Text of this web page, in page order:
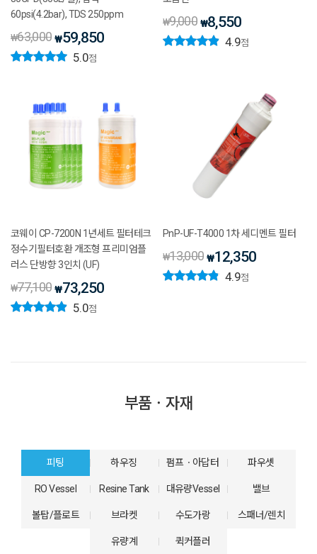
60psi(4.2bar), TDS 250ppm
₩63,000 ₩59,850
5.0점
₩9,000 ₩8,550
4.9점
코웨이 CP-7200N 1년세트 필터테크
정수기필터호환 개조형 프리미엄플
러스 단방향 3인치 (UF)
₩77,100 ₩73,250
5.0점
PnP-UF-T4000 1차 세디멘트 필터
₩13,000 ₩12,350
4.9점
부품ㆍ자재
피팅 하우징 펌프ㆍ아답터 파우셋
RO Vessel Resine Tank 대유량Vessel 밸브
볼탑/플로트 브라켓 수도가랑 스패너/렌치
유량계 퀵커플러